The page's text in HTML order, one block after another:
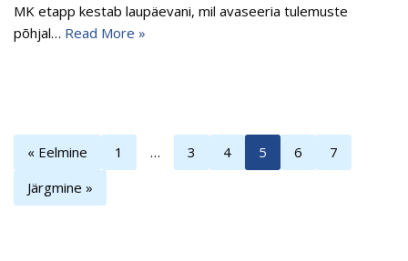
MK etapp kestab laupäevani, mil avaseeria tulemuste
põhjal… Read More »
« Eelmine 1 … 3 4 5 6
7
Järgmine »